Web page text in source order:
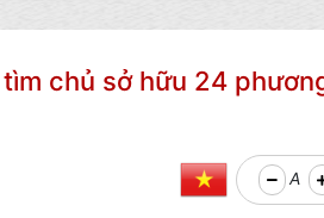
chủ sở hữu 24
A